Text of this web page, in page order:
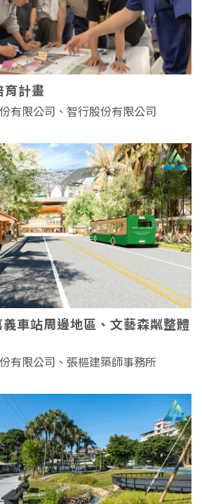
育計畫
有限公司、智行股份有限公司
車站周邊地區、文藝森粼整體
有限公司、張樞建築師事務所